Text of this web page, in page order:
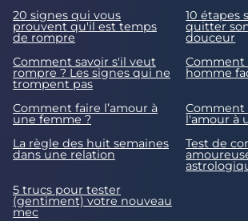
20 signes qui vous
prouvent qu'il est temps
de rompre
10 étapes
quitter
douceur
Comment savoir s'il veut
rompre ? Les signes qui ne
trompent pas
Comment
homme
Comment faire l’amour à
une femme ?
Comment
l'amour à
La règle des huit semaines
dans une relation
Test de
5 trucs pour tester
(gentiment) votre nouveau
mec